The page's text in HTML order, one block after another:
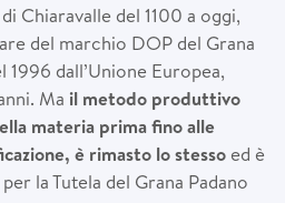
Chiaravalle del 1100 a oggi,
del marchio DOP del Grana
dall’Unione Europea,
Ma il metodo produttivo
materia prima fino alle
è rimasto lo stesso ed è
la Tutela del Grana Padano